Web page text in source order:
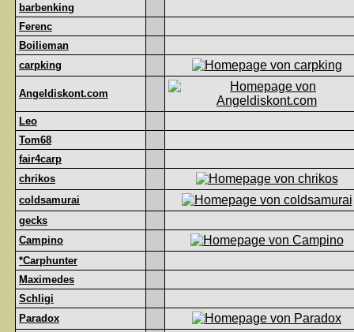
barbenking
Ferenc
Boilieman
carpking
Angeldiskont.com
Leo
Tom68
fair4carp
chrikos
coldsamurai
gecks
Campino
*Carphunter
Maximedes
Schligi
Paradox